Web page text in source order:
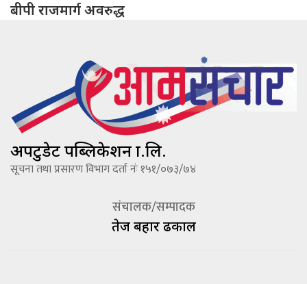
बीपी राजमार्ग अवरुद्ध
अपटुडेट पब्लिकेशन प्रा.लि.
सूचना तथा प्रसारण विभाग दर्ता नंः १५१/०७३/७४
संचालक/सम्पादक
तेज बहादूर ढकाल